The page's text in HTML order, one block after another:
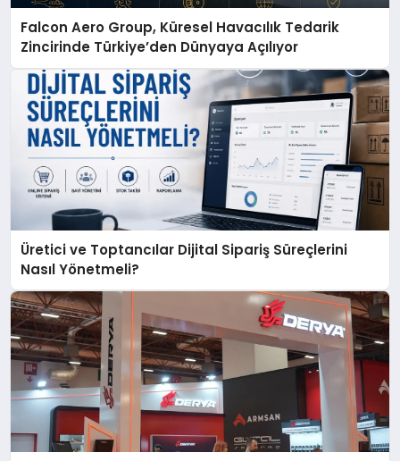
Falcon Aero Group, Küresel Havacılık Tedarik
Zincirinde Türkiye’den Dünyaya Açılıyor
Üretici ve Toptancılar Dijital Sipariş Süreçlerini
Nasıl Yönetmeli?